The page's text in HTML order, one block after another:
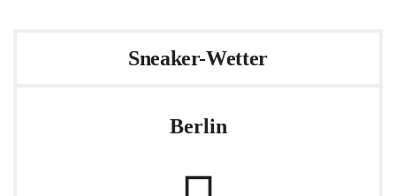
Sneaker-Wetter
Berlin